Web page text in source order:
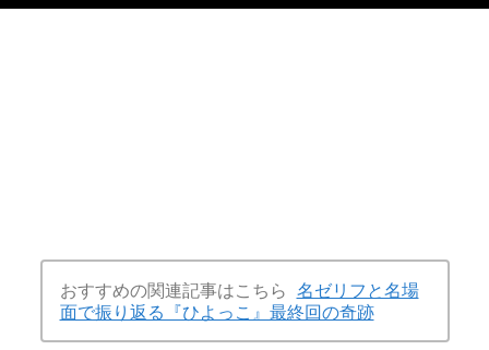
おすすめの関連記事はこちら
名ゼリフと名場
面で振り返る『ひよっこ』最終回の奇跡